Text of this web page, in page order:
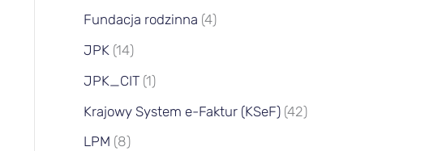
Fundacja rodzinna (4)
JPK(14)
JPK_CIT(1)
Krajowy System e-Faktur (KSeF)(42)
LPM (8)